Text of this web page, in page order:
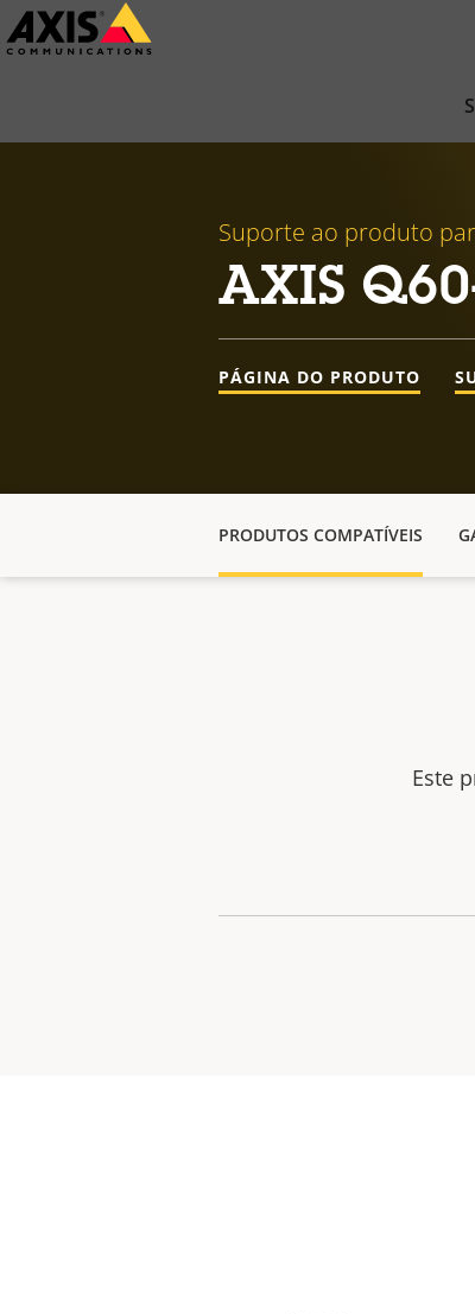
Pular
para
Suporte ao produto
AXIS
PÁGINA DO PRODUTO
PRODUTOS COMPATÍVEIS
Este